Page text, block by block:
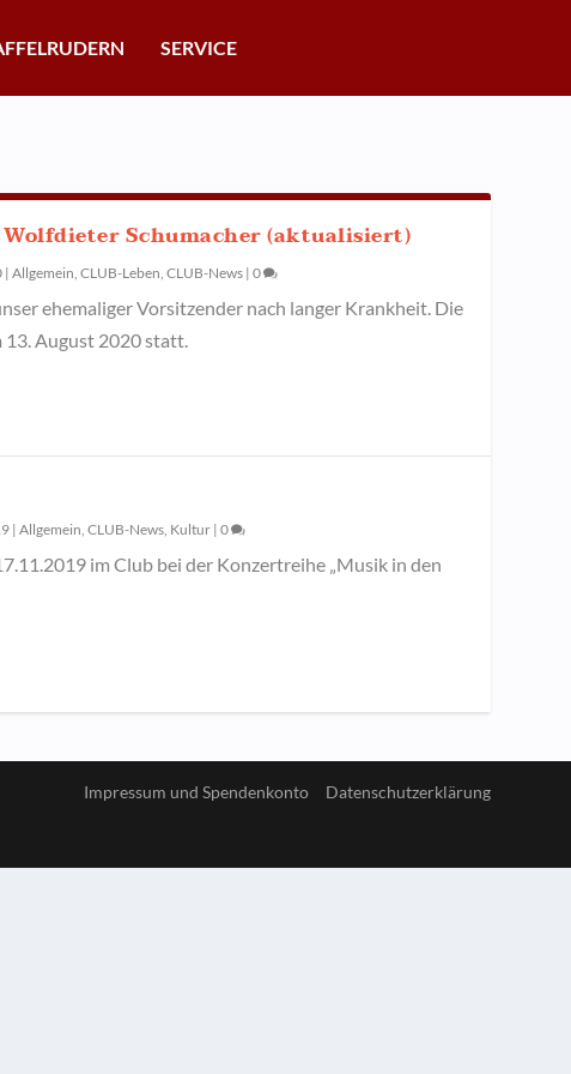
SERVICE
Schumacher (aktualisiert)
| Allgemein, CLUB-Leben, CLUB-News | 0
ehemaliger Vorsitzender nach langer Krankheit. Die
August 2020 statt.
| Allgemein, CLUB-News, Kultur | 0
im Club bei der Konzertreihe „Musik in den
Impressum und Spendenkonto Datenschutzerklärung